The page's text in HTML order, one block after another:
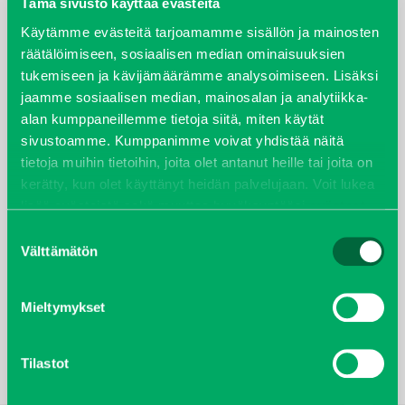
Tämä sivusto käyttää evästeitä
Käytämme evästeitä tarjoamamme sisällön ja mainosten
räätälöimiseen, sosiaalisen median ominaisuuksien
tukemiseen ja kävijämäärämme analysoimiseen. Lisäksi
jaamme sosiaalisen median, mainosalan ja analytiikka-
alan kumppaneillemme tietoja siitä, miten käytät
sivustoamme. Kumppanimme voivat yhdistää näitä
tietoja muihin tietoihin, joita olet antanut heille tai joita on
kerätty, kun olet käyttänyt heidän palvelujaan. Voit lukea
lisää evästeistä sekä muuttaa hyväksyntääsievästeet
valinta
Välttämätön
Mieltymykset
Tilastot
Täältä pääset tutustumaan HAGS:in keinuihin ja
keinuistuimiin:
HAGS Keinut ja keinuistuimet
LISÄTIEDOT
tuotteesta?